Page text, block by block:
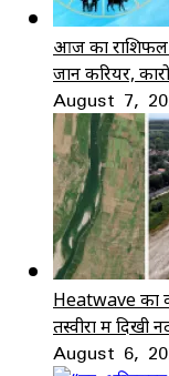
आज का राशिफल
जानें करियर,
August 7,
Heatwave का
तस्वीरों में दिखी
August 6,